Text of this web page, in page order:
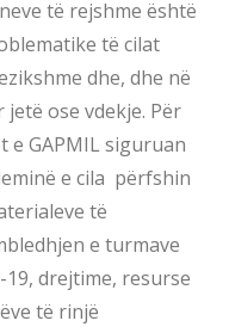
të rejshme është
të cilat
dhe, dhe në
ose vdekje. Për
e GAPMIL siguruan
e cila përfshin
të
e turmave
drejtime, resurse
të rinjë